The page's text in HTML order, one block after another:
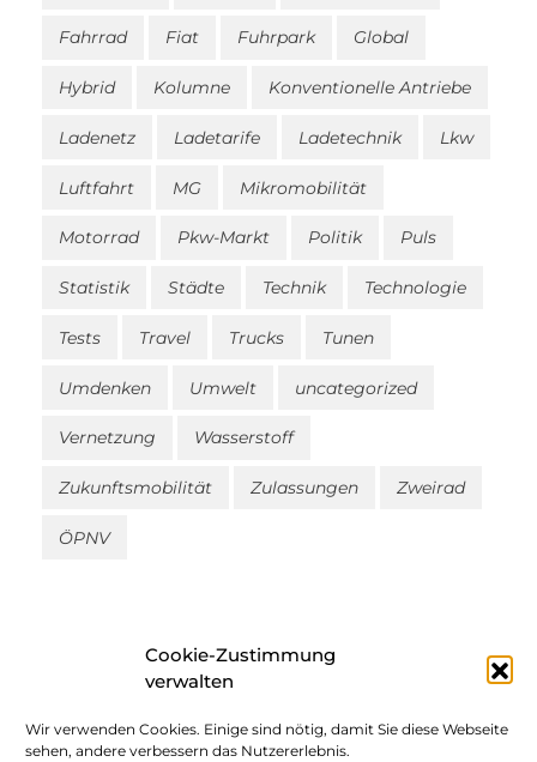
Cookie-Zustimmung
verwalten
Wir verwenden Cookies. Einige sind nötig, damit Sie diese Webseite
sehen, andere verbessern das Nutzererlebnis.
Fahrrad Fiat Fuhrpark Global
Hybrid Kolumne Konventionelle Antriebe
Ladenetz Ladetarife Ladetechnik Lkw
Luftfahrt MG Mikromobilität
Motorrad Pkw-Markt Politik Puls
Statistik Städte Technik Technologie
Tests Travel Trucks Tunen
Umdenken Umwelt uncategorized
Vernetzung Wasserstoff
Zukunftsmobilität Zulassungen Zweirad
ÖPNV
Impressum